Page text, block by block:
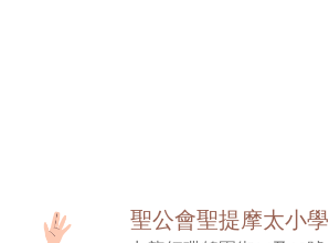
聖公會聖提摩太小學